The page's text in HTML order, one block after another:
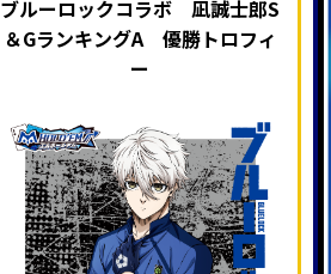
ブルーロックコラボ 凪誠士郎S
＆GランキングA 優勝トロフィ
ー